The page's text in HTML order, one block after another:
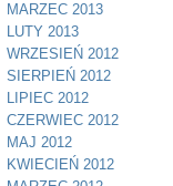
MARZEC 2013
LUTY 2013
WRZESIEŃ 2012
SIERPIEŃ 2012
LIPIEC 2012
CZERWIEC 2012
MAJ 2012
KWIECIEŃ 2012